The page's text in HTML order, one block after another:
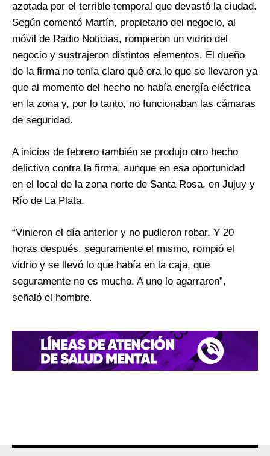
azotada por el terrible temporal que devastó la ciudad.
Según comentó Martín, propietario del negocio, al
móvil de Radio Noticias, rompieron un vidrio del
negocio y sustrajeron distintos elementos. El dueño
de la firma no tenía claro qué era lo que se llevaron ya
que al momento del hecho no había energía eléctrica
en la zona y, por lo tanto, no funcionaban las cámaras
de seguridad.
A inicios de febrero también se produjo otro hecho
delictivo contra la firma, aunque en esa oportunidad
en el local de la zona norte de Santa Rosa, en Jujuy y
Río de La Plata.
“Vinieron el día anterior y no pudieron robar. Y 20
horas después, seguramente el mismo, rompió el
vidrio y se llevó lo que había en la caja, que
seguramente no es mucho. A uno lo agarraron”,
señaló el hombre.